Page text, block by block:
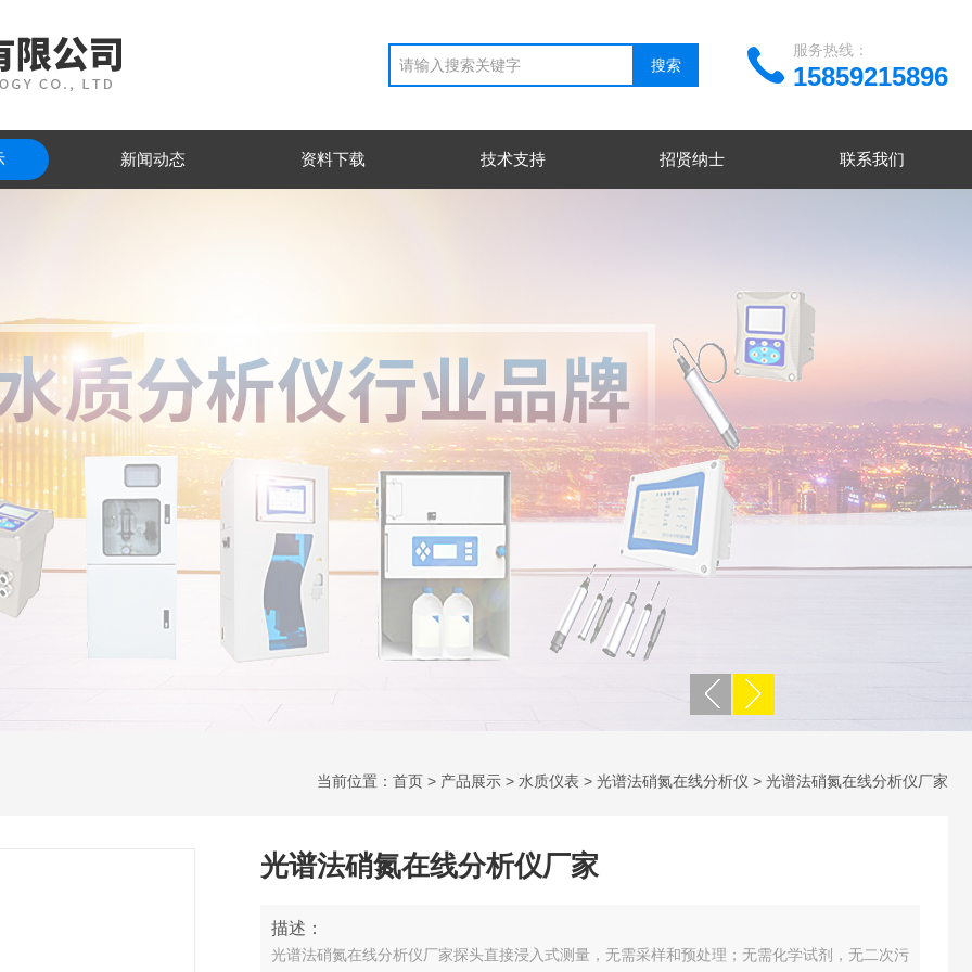
15859215896
服务热线：
新闻动态 资料下载 技术支持 招贤纳士 联系我们
当前位置： 首页 > 产品展示 > 水质仪表 > 光谱法硝氮在线分析仪 > 光谱法硝氮在线分析仪厂家
光谱法硝氮在线分析仪厂家
描述：
光谱法硝氮在线分析仪厂家探头直接浸入式测量，无需采样和预处理；无需化学试剂，无二次污